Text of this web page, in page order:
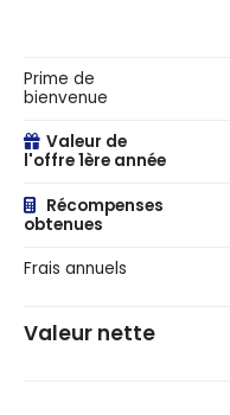
Prime de
bienvenue
Valeur de
l'offre 1ère année
Récompenses
obtenues
Frais annuels
Valeur nette